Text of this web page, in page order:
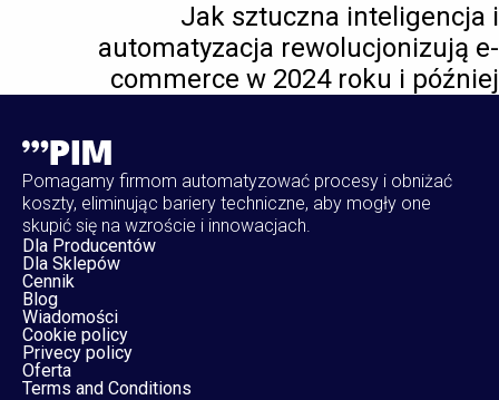
Jak sztuczna inteligencja i
automatyzacja rewolucjonizują e-
commerce w 2024 roku i później
Pomagamy firmom automatyzować procesy i obniżać
koszty, eliminując bariery techniczne, aby mogły one
skupić się na wzroście i innowacjach.
Dla Producentów
Dla Sklepów
Cennik
Blog
Wiadomości
Cookie policy
Privecy policy
Oferta
Terms and Conditions